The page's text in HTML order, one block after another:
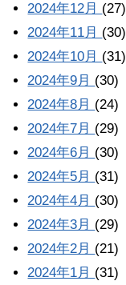
2024年12月 (27)
2024年11月 (30)
2024年10月 (31)
2024年9月 (30)
2024年8月 (24)
2024年7月 (29)
2024年6月 (30)
2024年5月 (31)
2024年4月 (30)
2024年3月 (29)
2024年2月 (21)
2024年1月 (31)